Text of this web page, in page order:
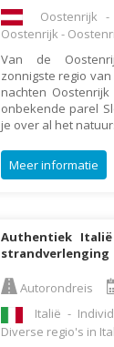
Oostenrijk -
Oostenrijk -
Van de
zonnigste regio
nachten
onbekende parel
je over al het
Meer informatie
Authentiek
strandverlenging
Autorondreis
Italië -
Diverse regio's in